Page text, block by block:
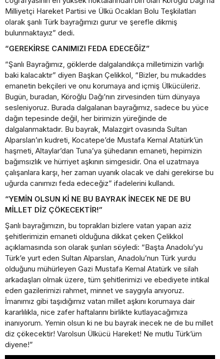
Milliyetçi Hareket Partisi ve Ülkü Ocakları Bolu Teşkilatları
olarak şanlı Türk bayrağımızı gurur ve şerefle dikmiş
bulunmaktayız” dedi.
“GEREKİRSE CANIMIZI FEDA EDECEĞİZ”
“Şanlı Bayrağımız, göklerde dalgalandıkça milletimizin varlığı
baki kalacaktır” diyen Başkan Çelikkol, “Bizler, bu mukaddes
emanetin bekçileri ve onu korumaya and içmiş Ülkücüleriz.
Bugün, buradan, Köroğlu Dağı’nın zirvesinden tüm dünyaya
sesleniyoruz. Burada dalgalanan bayrağımız, sadece bu yüce
dağın tepesinde değil, her birimizin yüreğinde de
dalgalanmaktadır. Bu bayrak, Malazgirt ovasında Sultan
Alparslan’ın kudreti, Kocatepe’de Mustafa Kemal Atatürk’ün
haşmeti, Altaylar’dan Tuna’ya şühedanın emaneti, hepimizin
bağımsızlık ve hürriyet aşkının simgesidir. Ona el uzatmaya
çalışanlara karşı, her zaman uyanık olacak ve dahi gerekirse bu
uğurda canımızı feda edeceğiz” ifadelerini kullandı.
“YEMİN OLSUN Kİ NE BU BAYRAK İNECEK NE DE BU
MİLLET DİZ ÇÖKECEKTİR!”
Şanlı bayrağımızın, bu toprakları bizlere vatan yapan aziz
şehitlerimizin emaneti olduğuna dikkat çeken Çelikkol
açıklamasında son olarak şunları söyledi: “Başta Anadolu’yu
Türk’e yurt eden Sultan Alparslan, Anadolu’nun Türk yurdu
olduğunu mühürleyen Gazi Mustafa Kemal Atatürk ve silah
arkadaşları olmak üzere, tüm şehitlerimizi ve ebediyete intikal
eden gazilerimizi rahmet, minnet ve saygıyla anıyoruz.
İmanımız gibi taşıdığımız vatan millet aşkını korumaya dair
kararlılıkla, nice zafer haftalarını birlikte kutlayacağımıza
inanıyorum. Yemin olsun ki ne bu bayrak inecek ne de bu millet
diz çökecektir! Varolsun Ülkücü Hareket! Ne mutlu Türk’üm
diyene!”